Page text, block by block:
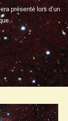
présenté lors d’un